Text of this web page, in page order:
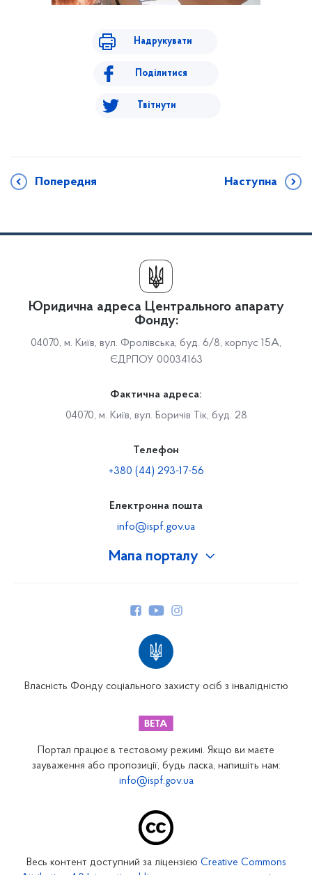
Надрукувати
Поділитися
Твітнути
Попередня Наступна
Мапа порталу
Закарпатське відділення
Запорізьке відділення
Кіровоградське відділення
Юридична адреса Центрального апарату
Фонду:
04070, м. Київ, вул. Фролівська, буд. 6/8, корпус 15А,
ЄДРПОУ 00034163
Фактична адреса:
04070, м. Київ, вул. Боричів Тік, буд. 28
Телефон
+380 (44) 293-17-56
Електронна пошта
info@ispf.gov.ua
Власність Фонду соціального захисту осіб з інвалідністю
Портал працює в тестовому режимі. Якщо ви маєте
зауваження або пропозиції, будь ласка, напишіть нам:
info@ispf.gov.ua
Весь контент доступний за ліцензією Creative Commons